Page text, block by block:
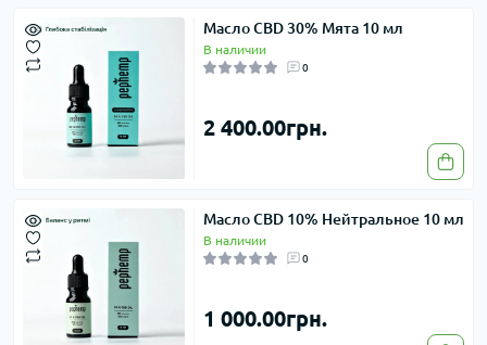
Масло CBD 30% Мята 10 мл
В наличии
0
2 400.00грн.
Масло CBD 10% Нейтральное 10 мл
В наличии
0
1 000.00грн.